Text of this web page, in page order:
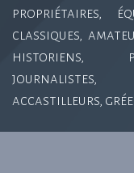
propriétaires,
classiques,
historiens,
journalistes,
accastilleurs,